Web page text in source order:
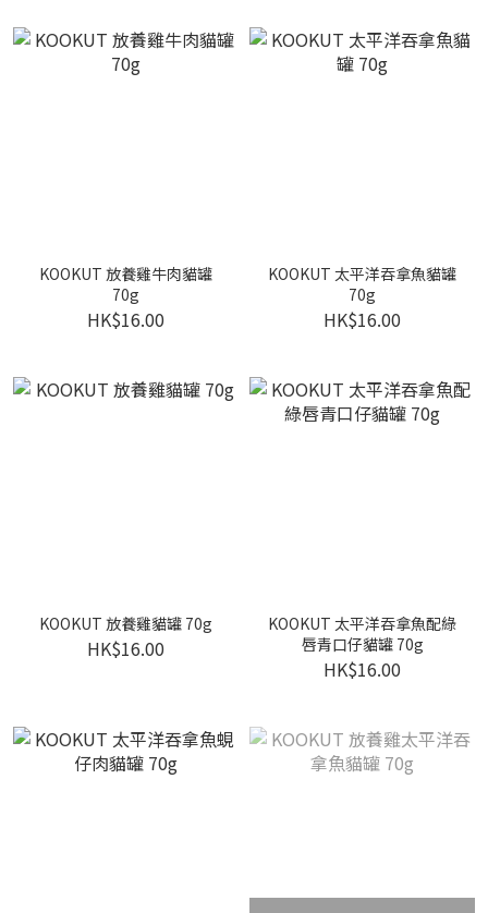
KOOKUT 放養雞牛肉貓罐
70g
HK$16.00
KOOKUT 太平洋吞拿魚貓罐
70g
HK$16.00
KOOKUT 放養雞貓罐 70g
HK$16.00
KOOKUT 太平洋吞拿魚配綠
唇青口仔貓罐 70g
HK$16.00